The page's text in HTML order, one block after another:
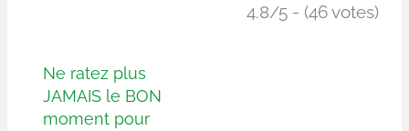
4.8/5 - (46 votes)
Ne ratez plus
JAMAIS le BON
moment pour